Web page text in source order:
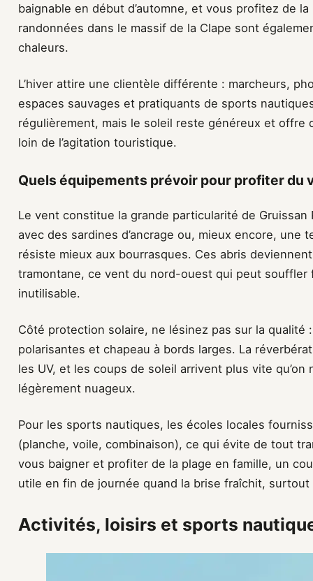
baignable en début d’automne, et vous profitez de
randonnées dans le massif de la Clape sont
chaleurs.
L’hiver attire une clientèle différente : marcheurs,
espaces sauvages et pratiquants de sports
régulièrement, mais le soleil reste généreux et offre
loin de l’agitation touristique.
Quels équipements prévoir pour profiter du
Le vent constitue la grande particularité de Gruissan
avec des sardines d’ancrage ou, mieux encore, une
résiste mieux aux bourrasques. Ces abris
tramontane, ce vent du nord-ouest qui peut
inutilisable.
Côté protection solaire, ne lésinez pas sur la
polarisantes et chapeau à bords larges. La
les UV, et les coups de soleil arrivent plus vite
légèrement nuageux.
Pour les sports nautiques, les écoles locales
(planche, voile, combinaison), ce qui évite de tout
vous baigner et profiter de la plage en famille, un
utile en fin de journée quand la brise fraîchit,
Activités, loisirs et sports